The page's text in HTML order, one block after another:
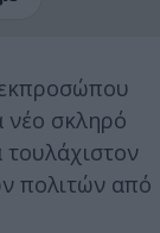
νέο σκληρό
τουλάχιστον
πολιτών από